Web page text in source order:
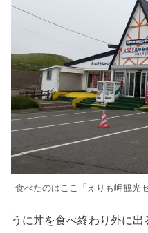
食べたのはここ「えりも岬観光
うに丼を食べ終わり外に